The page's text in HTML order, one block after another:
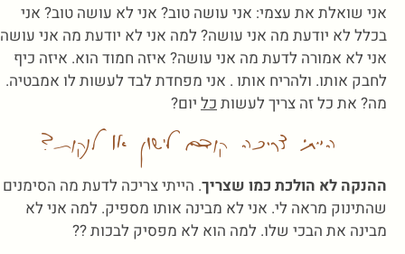
אני שואלת את עצמי: אני עושה טוב? אני לא עושה טוב? אני
בכלל לא יודעת מה אני עושה? למה אני לא יודעת מה אני
אני לא אמורה לדעת מה אני עושה? איזה חמוד הוא. איזה כיף
לחבק אותו. ולהריח אותו . אני מפחדת לבד לעשות לו אמבטיה.
מה? את כל זה צריך לעשות כל יום?
הייתי צריכה קודם לישון או לנקות?
ההנקה לא הולכת כמו שצריך. הייתי צריכה לדעת מה הסימנים
שהתינוק מראה לי. אני לא מבינה אותו מספיק. למה אני לא
מבינה את הבכי שלו. למה הוא לא מפסיק לבכות ??